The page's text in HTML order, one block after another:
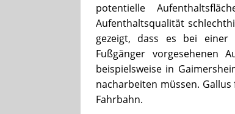
potentielle
Aufenthaltsqualität
gezeigt, dass es bei einer
Fußgänger vorgesehenen
beispielsweise in
nacharbeiten müssen.
Fahrbahn.